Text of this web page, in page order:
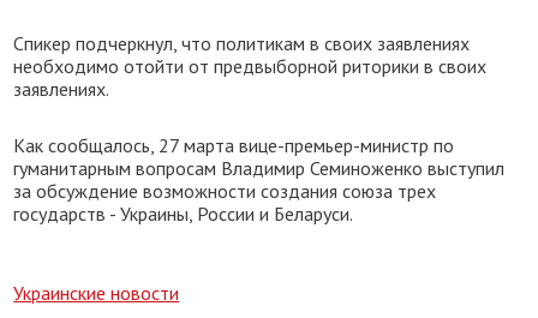
Спикер подчеркнул, что политикам в своих заявлениях
необходимо отойти от предвыборной риторики в своих
заявлениях.
Как сообщалось, 27 марта вице-премьер-министр по
гуманитарным вопросам Владимир Семиноженко выступил
за обсуждение возможности создания союза трех
государств - Украины, России и Беларуси.
Украинские новости